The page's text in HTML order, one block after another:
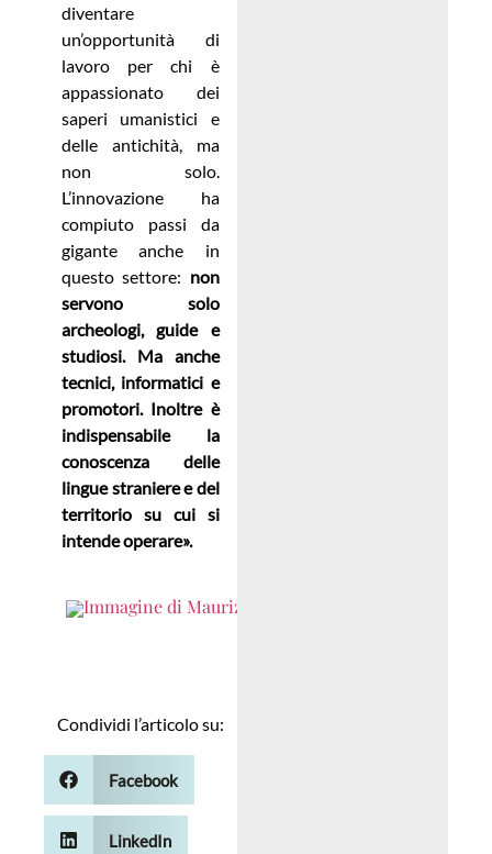
diventare
un’opportunità di
lavoro per chi è
appassionato dei
saperi umanistici e
delle antichità, ma
non solo.
L’innovazione ha
compiuto passi da
gigante anche in
questo settore: non
servono solo
archeologi, guide e
studiosi. Ma anche
tecnici, informatici e
promotori. Inoltre è
indispensabile la
conoscenza delle
lingue straniere e del
territorio su cui si
intende operare».
Condividi l’articolo su:
Facebook
LinkedIn